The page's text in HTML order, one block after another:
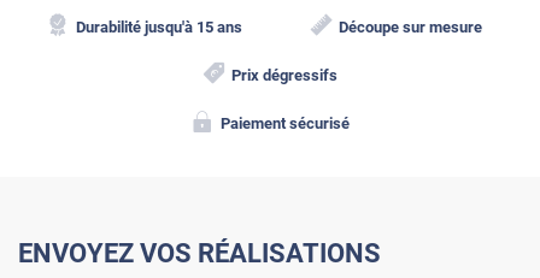
Durabilité jusqu'à 15 ans Découpe sur mesure
Prix dégressifs
Paiement sécurisé
ENVOYEZ VOS RÉALISATIONS